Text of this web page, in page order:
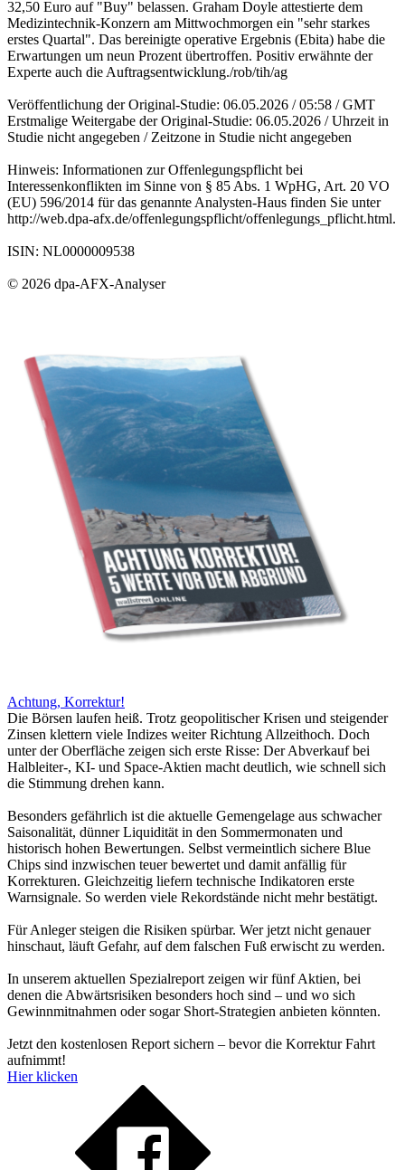
32,50 Euro auf "Buy" belassen. Graham Doyle attestierte dem
Medizintechnik-Konzern am Mittwochmorgen ein "sehr starkes
erstes Quartal". Das bereinigte operative Ergebnis (Ebita) habe die
Erwartungen um neun Prozent übertroffen. Positiv erwähnte der
Experte auch die Auftragsentwicklung./rob/tih/ag
Veröffentlichung der Original-Studie: 06.05.2026 / 05:58 / GMT
Erstmalige Weitergabe der Original-Studie: 06.05.2026 / Uhrzeit in
Studie nicht angegeben / Zeitzone in Studie nicht angegeben
Hinweis: Informationen zur Offenlegungspflicht bei
Interessenkonflikten im Sinne von § 85 Abs. 1 WpHG, Art. 20 VO
(EU) 596/2014 für das genannte Analysten-Haus finden Sie unter
http://web.dpa-afx.de/offenlegungspflicht/offenlegungs_pflicht.html.
ISIN: NL0000009538
© 2026 dpa-AFX-Analyser
Achtung, Korrektur!
Die Börsen laufen heiß. Trotz geopolitischer Krisen und steigender
Zinsen klettern viele Indizes weiter Richtung Allzeithoch. Doch
unter der Oberfläche zeigen sich erste Risse: Der Abverkauf bei
Halbleiter-, KI- und Space-Aktien macht deutlich, wie schnell sich
die Stimmung drehen kann.
Besonders gefährlich ist die aktuelle Gemengelage aus schwacher
Saisonalität, dünner Liquidität in den Sommermonaten und
historisch hohen Bewertungen. Selbst vermeintlich sichere Blue
Chips sind inzwischen teuer bewertet und damit anfällig für
Korrekturen. Gleichzeitig liefern technische Indikatoren erste
Warnsignale. So werden viele Rekordstände nicht mehr bestätigt.
Für Anleger steigen die Risiken spürbar. Wer jetzt nicht genauer
hinschaut, läuft Gefahr, auf dem falschen Fuß erwischt zu werden.
In unserem aktuellen Spezialreport zeigen wir fünf Aktien, bei
denen die Abwärtsrisiken besonders hoch sind – und wo sich
Gewinnmitnahmen oder sogar Short-Strategien anbieten könnten.
Jetzt den kostenlosen Report sichern – bevor die Korrektur Fahrt
aufnimmt!
Hier klicken